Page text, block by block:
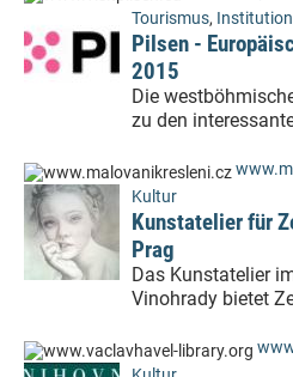
Tourismus,
Pilsen -
2015
Die
zu den
Kultur
Kunstatelier für
Prag
Das Kunstatelier
Vinohrady bietet